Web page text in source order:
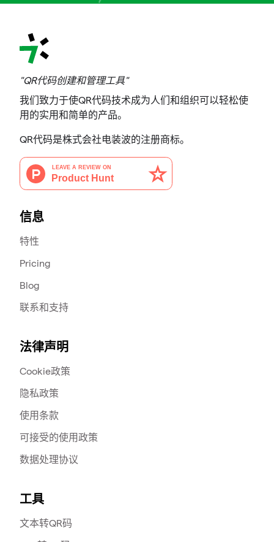
"QR代码创建和管理工具"
我们致力于使QR代码技术成为人们和组织可以轻松使
用的实用和简单的产品。
QR代码是株式会社电装波的注册商标。
信息
特性
Pricing
Blog
联系和支持
法律声明
Cookie政策
隐私政策
使用条款
可接受的使用政策
数据处理协议
工具
文本转QR码